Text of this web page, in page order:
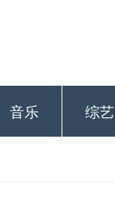
音乐 综艺